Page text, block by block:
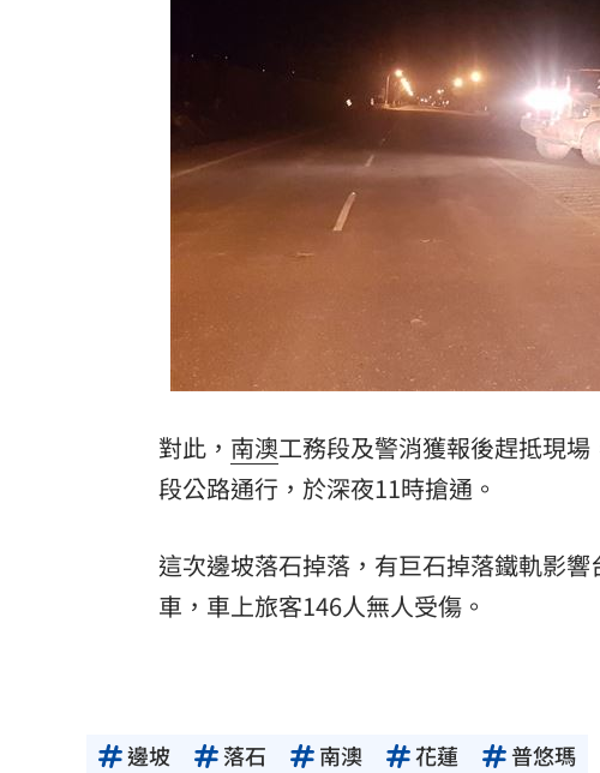
對此， 南澳工務段及警消獲報後趕抵現
段公路通行，於深夜11時搶通。
這次邊坡落石掉落，有巨石掉落鐵軌影
車，車上旅客146人無人受傷。
邊坡 落石 南澳 花蓮 普悠瑪